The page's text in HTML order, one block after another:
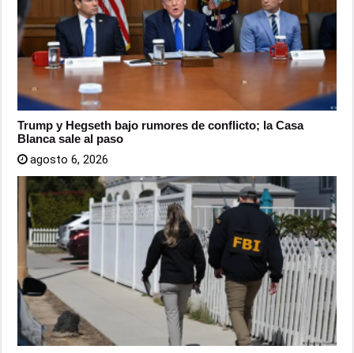
Trump y Hegseth bajo rumores de conflicto; la Casa
Blanca sale al paso
agosto 6, 2026